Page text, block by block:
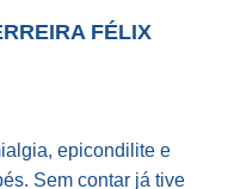
FÉLIX
epicondilite e
Sem contar já tive